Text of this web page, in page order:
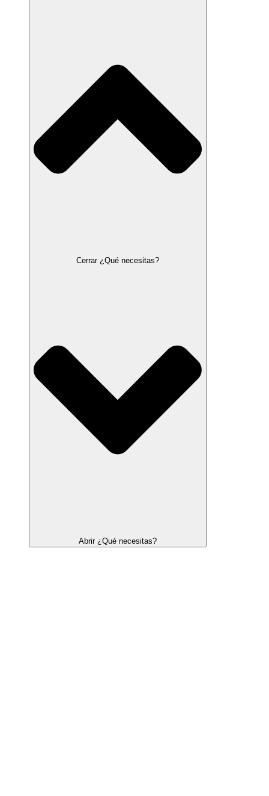
Cerrar ¿Qué necesitas?
Abrir ¿Qué necesitas?